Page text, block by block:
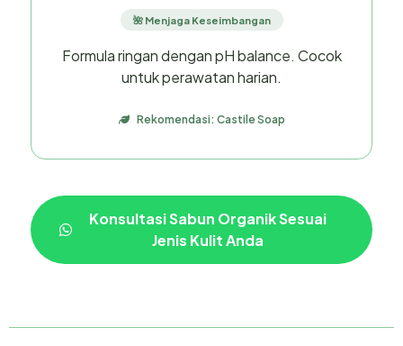
🌺 Menjaga Keseimbangan
Formula ringan dengan pH balance. Cocok
untuk perawatan harian.
Rekomendasi: Castile Soap
Konsultasi Sabun Organik Sesuai
Jenis Kulit Anda